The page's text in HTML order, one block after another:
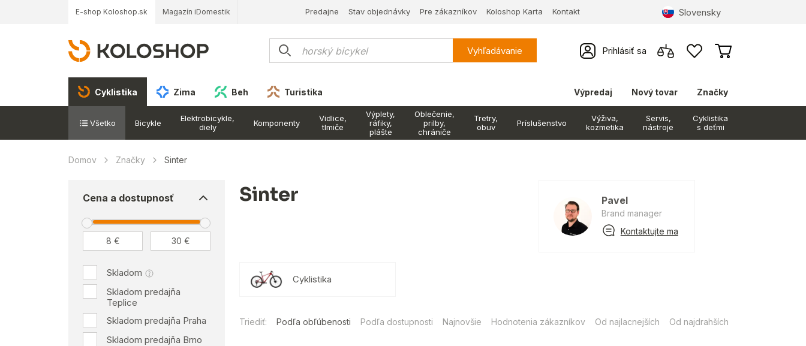
E-shop Koloshop.sk Magazín iDomestik Predajne Stav objednávky Pre zákazníkov Koloshop Karta Kontakt Slovensky
Vyhľadávanie Prihlásiť sa
Cyklistika Zima Beh Turistika Výpredaj Nový tovar Značky
Všetko Bicykle
Elektrobicykle,
diely
Komponenty
Vidlice,
tlmiče
Výplety,
ráfiky,
plášte
Oblečenie,
prilby,
chrániče
Tretry,
obuv
Príslušenstvo
Výživa,
kozmetika
Servis,
nástroje
Cyklistika
s deťmi
Domov Značky Sinter
Cena a dostupnosť
Skladom
Skladom predajňa
Teplice
Skladom predajňa Praha
Skladom predajňa Brno
Sinter Pavel
Brand manager
Kontaktujte ma
Cyklistika
Triediť: Podľa obľúbenosti Podľa dostupnosti Najnovšie Hodnotenia zákazníkov Od najlacnejších Od najdrahších